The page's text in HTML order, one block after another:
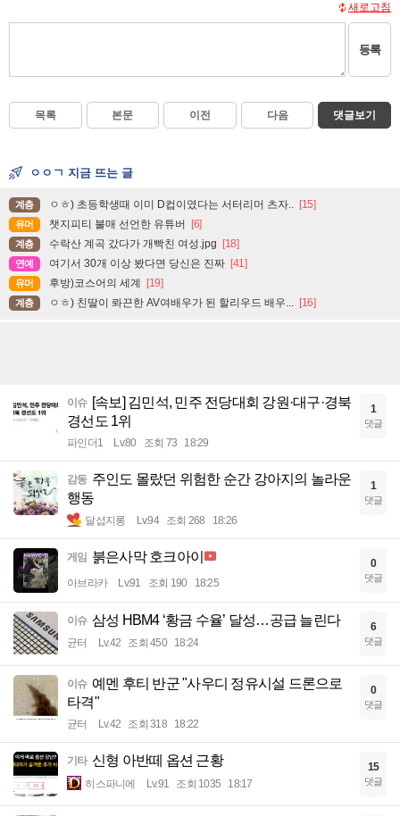
새로고침
등록
목록 본문 이전 다음 댓글보기
ㅇㅇㄱ 지금 뜨는 글
계층 ㅇㅎ) 초등학생때 이미 D컵이였다는 서터리머 츠자.. [15]
유머 챗지피티 불매 선언한 유튜버 [6]
계층 수락산 계곡 갔다가 개빡친 여성.jpg [18]
연예 여기서 30개 이상 봤다면 당신은 진짜 [41]
유머 후방)코스어의 세계 [19]
계층 ㅇㅎ) 친딸이 롸끈한 AV여배우가 된 할리우드 배우... [16]
이슈 [속보] 김민석, 민주 전당대회 강원·대구·경북
경선도 1위
파인더1 Lv.80 조회 73 18:29
1
댓글
감동 주인도 몰랐던 위험한 순간 강아지의 놀라운
행동
달섭지롱 Lv.94 조회 268 18:26
1
댓글
게임 붉은사막 호크아이
아브라카 Lv.91 조회 190 18:25
0
댓글
이슈 삼성 HBM4 ‘황금 수율’ 달성…공급 늘린다
균터 Lv.42 조회 450 18:24
6
댓글
이슈 예멘 후티 반군 "사우디 정유시설 드론으로
타격"
균터 Lv.42 조회 318 18:22
0
댓글
기타 신형 아반떼 옵션 근황
히스파니에 Lv.91 조회 1035 18:17
15
댓글